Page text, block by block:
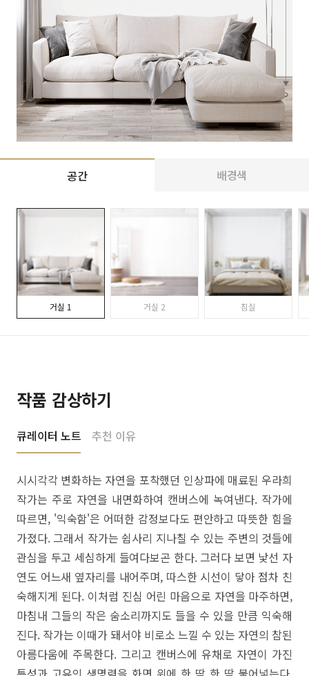
공간 배경색
거실 1 거실 2 침실
작품 감상하기
큐레이터 노트 추천 이유
시시각각 변화하는 자연을 포착했던 인상파에 매료된 우라희
작가는 주로 자연을 내면화하여 캔버스에 녹여낸다. 작가에
따르면, '익숙함'은 어떠한 감정보다도 편안하고 따뜻한 힘을
가졌다. 그래서 작가는 쉽사리 지나칠 수 있는 주변의 것들에
관심을 두고 세심하게 들여다보곤 한다. 그러다 보면 낯선 자
연도 어느새 옆자리를 내어주며, 따스한 시선이 닿아 점차 친
숙해지게 된다. 이처럼 진심 어린 마음으로 자연을 마주하면,
마침내 그들의 작은 숨소리까지도 들을 수 있을 만큼 익숙해
진다. 작가는 이때가 돼서야 비로소 느낄 수 있는 자연의 참된
아름다움에 주목한다. 그리고 캔버스에 유채로 자연이 가진